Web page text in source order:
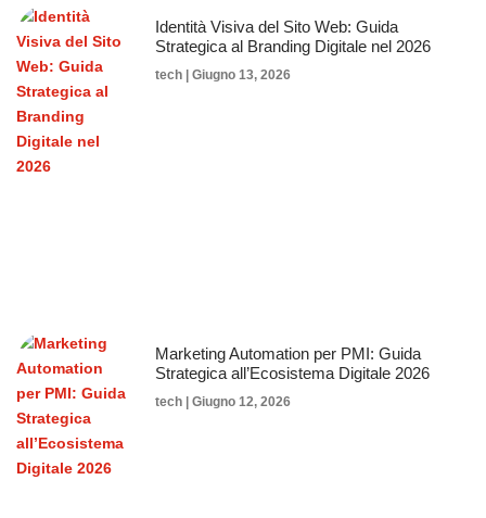
Identità Visiva del Sito Web: Guida
Strategica al Branding Digitale nel 2026
tech Giugno 13, 2026
Marketing Automation per PMI: Guida
Strategica all’Ecosistema Digitale 2026
tech Giugno 12, 2026